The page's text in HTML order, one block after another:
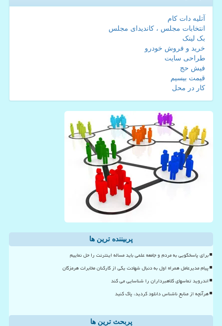
آتلیه دات کام
انتخابات مجلس ، کاندیدای مجلس
بک لینک
خرید و فروش خودرو
طراحی سایت
فیش حج
قیمت بیسیم
کار در محل
پربیننده ترین ها
برای پاسخگویی به مردم و جامعه علمی باید مساله اینترنت را حل نماییم
پیام مدیرعامل همراه اول به دنبال شهادت یکی از کارکنان مخابرات هرمزگان
اندروید تماسهای کلاهبرداران را شناسایی می کند
هرآنچه از منابع ناشناس دانلود کردید، پاک کنید
پربحث ترین ها